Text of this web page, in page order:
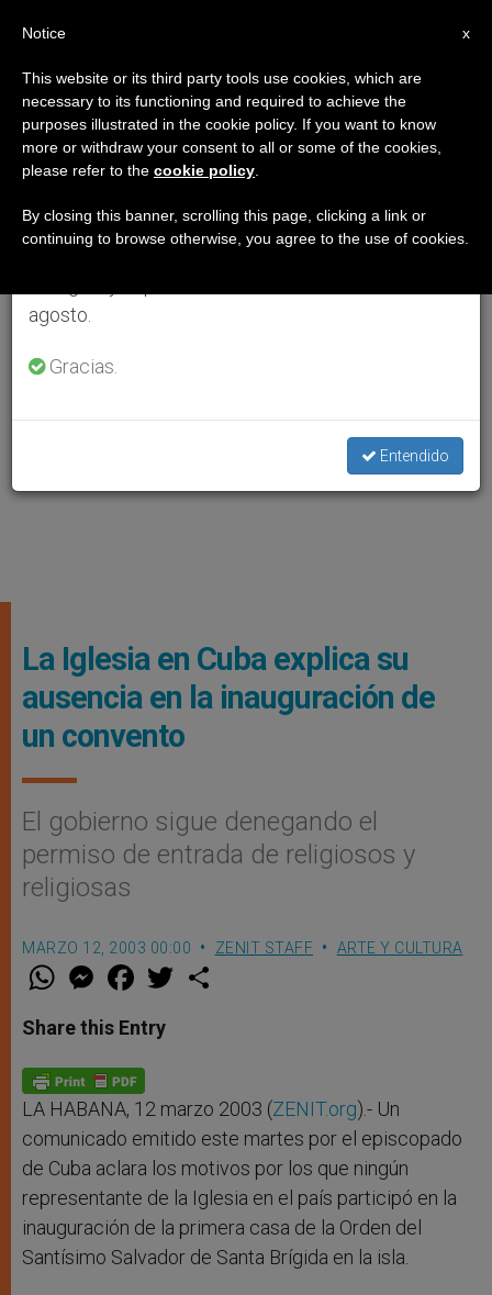
La Iglesia en Cuba explica su
ausencia en la inauguración de
un convento
El gobierno sigue denegando el
permiso de entrada de religiosos y
religiosas
MARZO 12, 2003 00:00 ZENIT STAFF ARTE Y CULTURA
W
t
s
p
p
M
e
s
e
g
e
r
F
a
e
b
o
k
w
Share this Entry
LA HABANA, 12 marzo 2003 (ZENIT.org).- Un
comunicado emitido este martes por el episcopado
de Cuba aclara los motivos por los que ningún
representante de la Iglesia en el país participó en la
inauguración de la primera casa de la Orden del
Santísimo Salvador de Santa Brígida en la isla.
×
Aviso importante
Del 27 de julio al 7 de agosto haremos la pausa
anual, aprovechando que en el periodo de verano
se generan menos informaciones y también el
agosto.
Gracias.
Entendido
x
Notice
This website or its third party tools use cookies, which are
necessary to its functioning and required to achieve the
purposes illustrated in the cookie policy. If you want to know
more or withdraw your consent to all or some of the cookies,
please refer to the cookie policy
By closing this banner, scrolling this page, clicking a link or
continuing to browse otherwise, you agree to the use of cookies.